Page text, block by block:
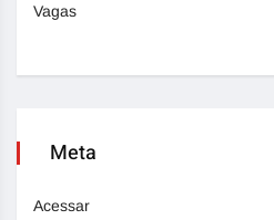
Vagas
Meta
Acessar